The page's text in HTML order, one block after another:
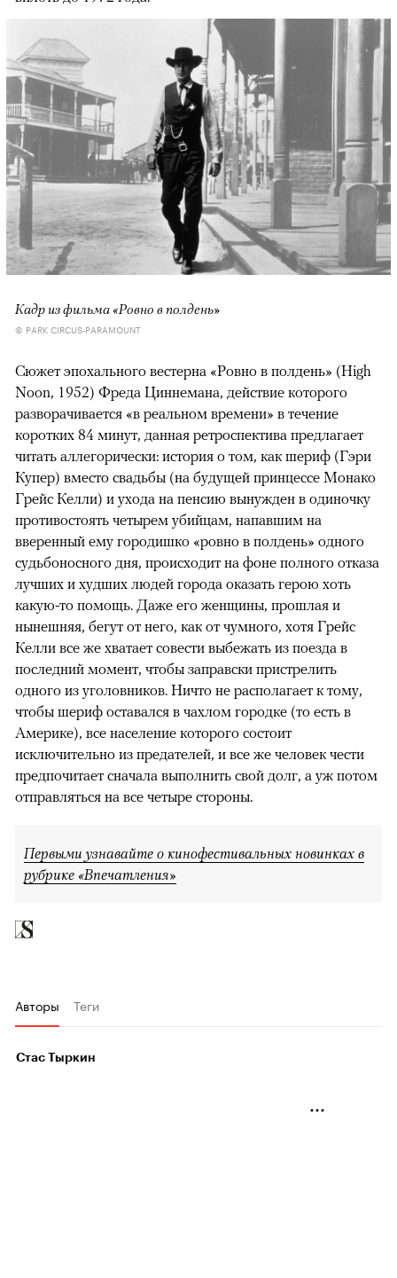
Кадр из фильма «Ровно в полдень»
© PARK CIRCUS-PARAMOUNT
Сюжет эпохального вестерна «Ровно в полдень» (High
Noon, 1952) Фреда Циннемана, действие которого
разворачивается «в реальном времени» в течение
коротких 84 минут, данная ретроспектива предлагает
читать аллегорически: история о том, как шериф (Гэри
Купер) вместо свадьбы (на будущей принцессе Монако
Грейс Келли) и ухода на пенсию вынужден в одиночку
противостоять четырем убийцам, напавшим на
вверенный ему городишко «ровно в полдень» одного
судьбоносного дня, происходит на фоне полного отказа
лучших и худших людей города оказать герою хоть
какую-то помощь. Даже его женщины, прошлая и
нынешняя, бегут от него, как от чумного, хотя Грейс
Келли все же хватает совести выбежать из поезда в
последний момент, чтобы заправски пристрелить
одного из уголовников. Ничто не располагает к тому,
чтобы шериф оставался в чахлом городке (то есть в
Америке), все население которого состоит
исключительно из предателей, и все же человек чести
предпочитает сначала выполнить свой долг, а уж потом
отправляться на все четыре стороны.
Первыми узнавайте о кинофестивальных новинках в
рубрике «Впечатления»
Авторы Теги
Стас Тыркин